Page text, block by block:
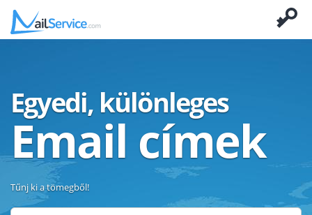
Egyedi, különleges
Email címek
Tűnj ki a tömegből!